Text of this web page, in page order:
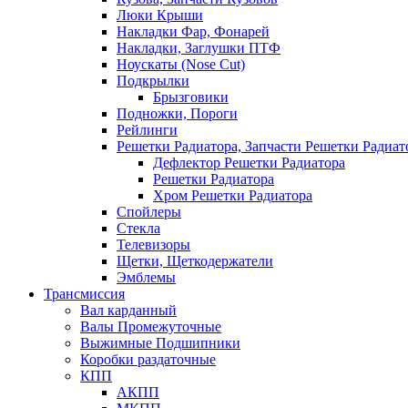
Люки Крыши
Накладки Фар, Фонарей
Накладки, Заглушки ПТФ
Ноускаты (Nose Cut)
Подкрылки
Брызговики
Подножки, Пороги
Рейлинги
Решетки Радиатора, Запчасти Решетки
Дефлектор Решетки Радиатора
Решетки Радиатора
Хром Решетки Радиатора
Спойлеры
Стекла
Телевизоры
Щетки, Щеткодержатели
Эмблемы
Трансмиссия
Вал карданный
Валы Промежуточные
Выжимные Подшипники
Коробки раздаточные
КПП
АКПП